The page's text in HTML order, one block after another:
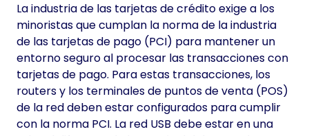
La industria de las tarjetas de crédito exige a los
minoristas que cumplan la norma de la industria
de las tarjetas de pago (PCI) para mantener un
entorno seguro al procesar las transacciones con
tarjetas de pago. Para estas transacciones, los
routers y los terminales de puntos de venta (POS)
de la red deben estar configurados para cumplir
con la norma PCI. La red USB debe estar en una